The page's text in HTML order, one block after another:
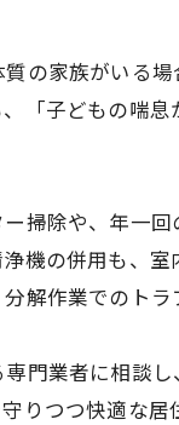
の家族がいる
「子どもの喘
掃除や、年一
機の併用も、
解作業でのト
門業者に相談
りつつ快適な居
お問い合わせ
お問い合わせ